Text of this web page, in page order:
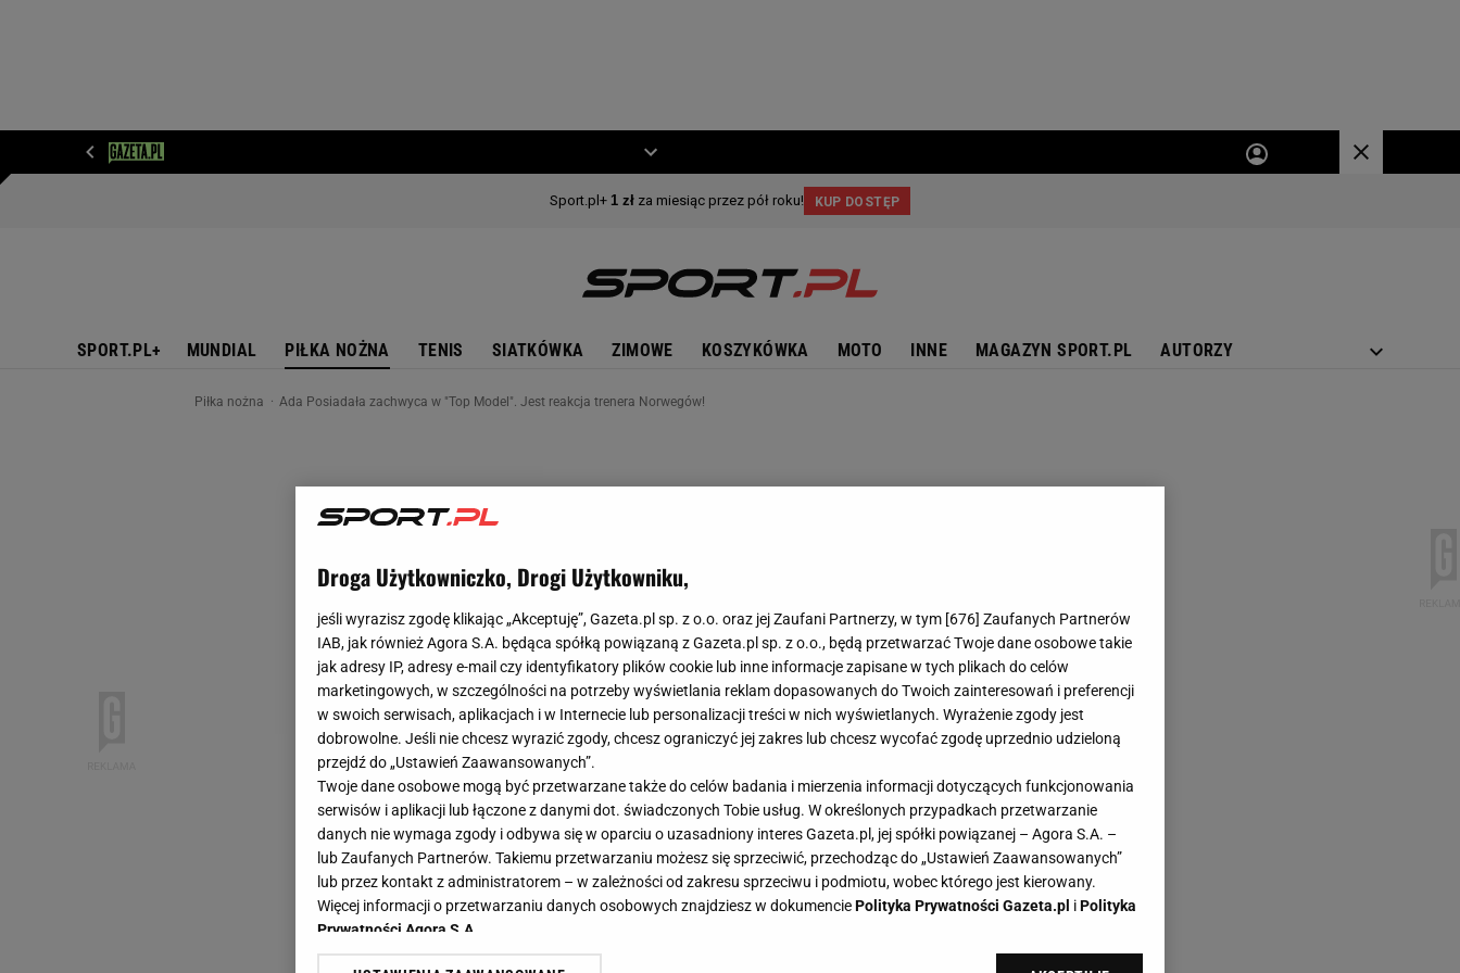
SPORT.PL+ MUNDIAL PIŁKA NOŻNA TENIS SIATKÓWKA ZIMOWE KOSZYKÓWKA MOTO INNE MAGAZYN SPORT.PL AUTORZY
Piłka nożna Ada Posiadała zachwyca w "Top Model". Jest reakcja trenera Norwegów!
Droga Użytkowniczko, Drogi Użytkowniku,
jeśli wyrazisz zgodę klikając „Akceptuję”, Gazeta.pl sp. z o.o. oraz jej Zaufani Partnerzy, w tym [676] Zaufanych Partnerów
IAB, jak również Agora S.A. będąca spółką powiązaną z Gazeta.pl sp. z o.o., będą przetwarzać Twoje dane osobowe takie
jak adresy IP, adresy e-mail czy identyfikatory plików cookie lub inne informacje zapisane w tych plikach do celów
marketingowych, w szczególności na potrzeby wyświetlania reklam dopasowanych do Twoich zainteresowań i preferencji
w swoich serwisach, aplikacjach i w Internecie lub personalizacji treści w nich wyświetlanych. Wyrażenie zgody jest
dobrowolne. Jeśli nie chcesz wyrazić zgody, chcesz ograniczyć jej zakres lub chcesz wycofać zgodę uprzednio udzieloną
przejdź do „Ustawień Zaawansowanych”.
Twoje dane osobowe mogą być przetwarzane także do celów badania i mierzenia informacji dotyczących funkcjonowania
serwisów i aplikacji lub łączone z danymi dot. świadczonych Tobie usług. W określonych przypadkach przetwarzanie
danych nie wymaga zgody i odbywa się w oparciu o uzasadniony interes Gazeta.pl, jej spółki powiązanej – Agora S.A. –
lub Zaufanych Partnerów. Takiemu przetwarzaniu możesz się sprzeciwić, przechodząc do „Ustawień Zaawansowanych”
lub przez kontakt z administratorem – w zależności od zakresu sprzeciwu i podmiotu, wobec którego jest kierowany.
Więcej informacji o przetwarzaniu danych osobowych znajdziesz w dokumenciePolityka Prywatności Gazeta.pl iPolityka
Prywatności Agora S.A.